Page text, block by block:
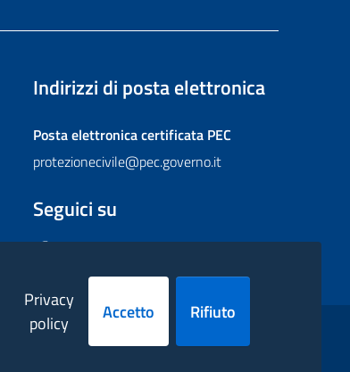
Indirizzi di posta elettronica
Posta elettronica certificataPEC
protezionecivile@pec.governo.it
Seguici su
FacebookInstagram
TwitterYouTubeFlickr
Dichiarazione di accessibilità
Privacy
policy
Accetto Rifiuto